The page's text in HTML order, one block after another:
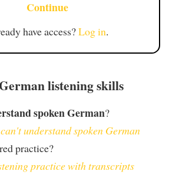
Continue
have access?Log in.
listening skills
spoken German?
understand spoken German
practice?
practice with transcripts